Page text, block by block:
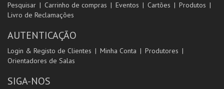
Pesquisar Carrinho de compras Eventos Cartões
Produtos
Livro de Reclamações
AUTENTICAÇÃO
Login & Registo de Clientes Minha Conta
Produtores
Orientadores de Salas
SIGA-NOS